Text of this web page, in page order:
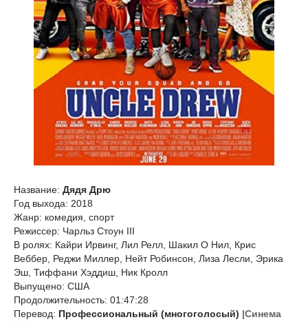
Название: Дядя Дрю
Год выхода: 2018
Жанр: комедия, спорт
Режиссер: Чарльз Стоун III
В ролях: Кайри Ирвинг, Лил Релл, Шакил О Нил, Крис
Веббер, Реджи Миллер, Нейт Робинсон, Лиза Лесли, Эрика
Эш, Тиффани Хэддиш, Ник Кролл
Выпущено: США
Продолжительность: 01:47:28
Перевод: Профессиональный (многоголосый) |Синема